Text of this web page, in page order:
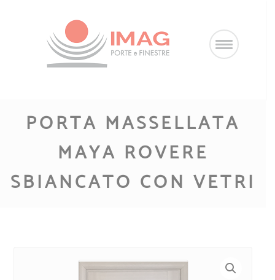
PORTA MASSELLATA
MAYA ROVERE
SBIANCATO CON VETRI